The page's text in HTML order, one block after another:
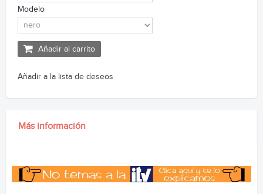
Modelo
Añadir al carrito
Añadir a la lista de deseos
Más información